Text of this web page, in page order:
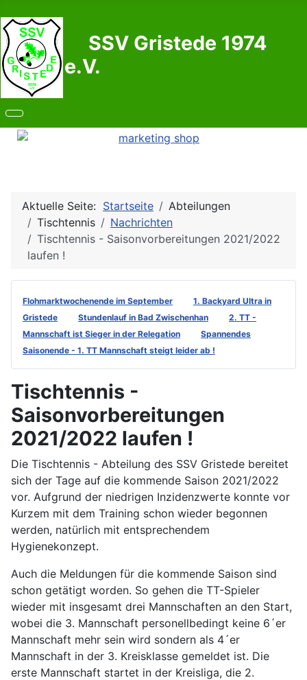
SSV Gristede 1974
e.V.
Aktuelle Seite: Startseite
Abteilungen
Tischtennis
Nachrichten
Tischtennis - Saisonvorbereitungen 2021/2022
laufen !
Flohmarktwochenende im September
1. Backyard Ultra in
Gristede
Stundenlauf in Bad Zwischenhan
2. TT -
Mannschaft ist Sieger in der Relegation
Spannendes
Saisonende - 1. TT Mannschaft steigt leider ab !
Tischtennis -
Saisonvorbereitungen
2021/2022 laufen !
Die Tischtennis - Abteilung des SSV Gristede bereitet
sich der Tage auf die kommende Saison 2021/2022
vor. Aufgrund der niedrigen Inzidenzwerte konnte vor
Kurzem mit dem Training schon wieder begonnen
werden, natürlich mit entsprechendem
Hygienekonzept.
Auch die Meldungen für die kommende Saison sind
schon getätigt worden. So gehen die TT-Spieler
wieder mit insgesamt drei Mannschaften an den Start,
wobei die 3. Mannschaft personellbedingt keine 6´er
Mannschaft mehr sein wird sondern als 4´er
Mannschaft in der 3. Kreisklasse gemeldet ist. Die
erste Mannschaft startet in der Kreisliga, die 2.